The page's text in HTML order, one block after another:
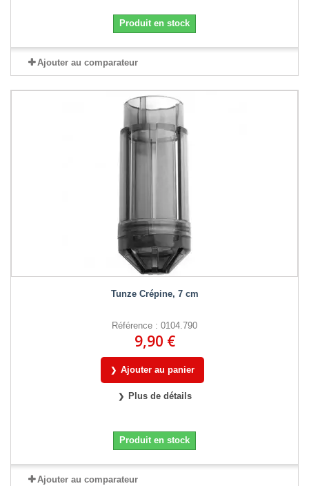
Produit en stock
Ajouter au comparateur
Tunze Crépine, 7 cm
Référence : 0104.790
9,90 €
Ajouter au panier
Plus de détails
Produit en stock
Ajouter au comparateur